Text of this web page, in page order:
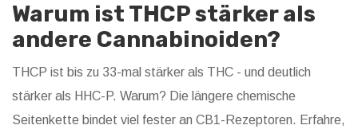
Warum ist THCP stärker als
andere Cannabinoiden?
THCP ist bis zu 33-mal stärker als THC - und deutlich
stärker als HHC-P. Warum? Die längere chemische
Seitenkette bindet viel fester an CB1-Rezeptoren. Erfahre,